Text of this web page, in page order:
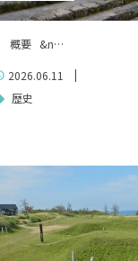
概要 &n…
2026.06.11
|
歴史